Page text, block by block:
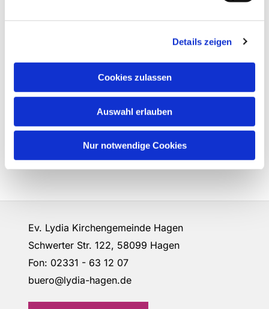
Details zeigen
Cookies zulassen
Auswahl erlauben
Nur notwendige Cookies
Ev. Lydia Kirchengemeinde Hagen
Schwerter Str. 122, 58099 Hagen
Fon: 02331 - 63 12 07
buero@lydia-hagen.de